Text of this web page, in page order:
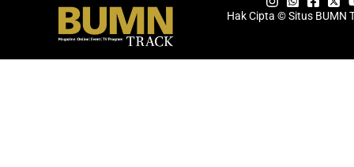
Hak Cipta © Situs BUMN